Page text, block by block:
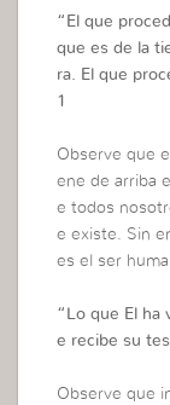
“ El que
que es de la
ra. El que
1
Observe que
ene de arriba
e todos
e existe. Sin
es el ser
“ Lo que El ha
e recibe su
Observe que